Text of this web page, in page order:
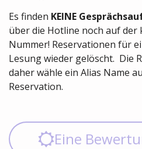
Es finden KEINE
über die Hotline noch auf der
Nummer! Reservationen für
Lesung wieder gelöscht. Die
daher wähle ein Alias Name
Reservation.
Eine